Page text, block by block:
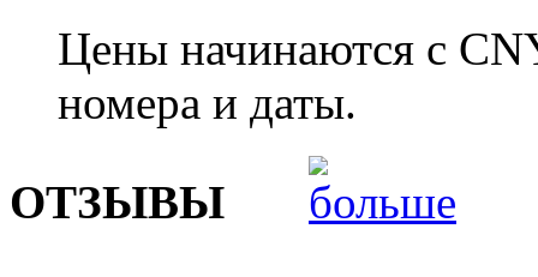
Цены начинаются с
номера и даты.
ОТЗЫВЫ